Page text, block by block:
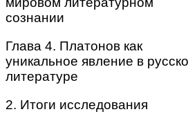
сознании
Глава 4. Платонов как
уникальное явление в
литературе
2. Итоги исследования